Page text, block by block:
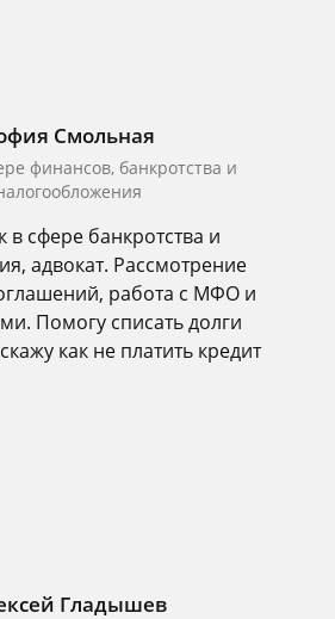
Смольная
финансов, банкротства и
в сфере банкротства и
адвокат. Рассмотрение
работа с МФО и
Помогу списать долги
как не платить кредит
Гладышев